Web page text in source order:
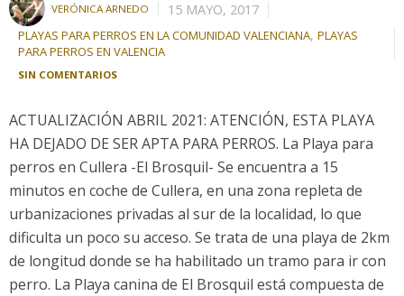
VERÓNICA ARNEDO 15 MAYO, 2017
PLAYAS PARA PERROS EN LA COMUNIDAD VALENCIANA, PLAYAS
PARA PERROS EN VALENCIA
SIN COMENTARIOS
ACTUALIZACIÓN ABRIL 2021: ATENCIÓN, ESTA PLAYA
HA DEJADO DE SER APTA PARA PERROS. La Playa para
perros en Cullera -El Brosquil- Se encuentra a 15
minutos en coche de Cullera, en una zona repleta de
urbanizaciones privadas al sur de la localidad, lo que
dificulta un poco su acceso. Se trata de una playa de 2km
de longitud donde se ha habilitado un tramo para ir con
perro. La Playa canina de El Brosquil está compuesta de